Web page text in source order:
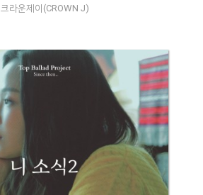
크라운제이(CROWN J)